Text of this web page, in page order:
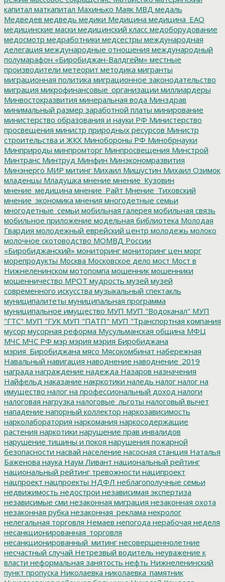
капитал маткапитал Махинько Маяк МВД медаль
Медведев медведь медики Медицина медицина_ЕАО
медицинские маски медицинский класс медоборудование
медосмотр медработники медсестры международная
делегация международные отношения международный
полумарафон «Биробиджан-Валдгейм» местные
производители метеорит методика мигранты
миграционная политика миграционное законодательство
миграция микрофинансовые_организации миллиардеры
Минвостокразвития минеральная вода Минздрав
минимальный размер заработной платы минирование
министерство образования и науки РФ Министерство
просвещения министр природных ресурсов Министр
строительства и ЖКХ Минобороны РФ Минобрнауки
Минприроды минпромторг Минпросвещения Минстрой
Минтранс Минтруд Минфин Минэкономразвития
Минэнерго МИР митинг Михаил Мишустин Михаил Озимок
младенцы Младушка мнение мнение_Кузовин
мнение_медицина мнение_Райт Мнение_Тиховский
мнение_экономика мнения многодетные семьи
многодетные_семьи мобильная галерея мобильная связь
мобильное приложение модельная библиотека Молодая
Гвардия молодежный еврейский центр молодежь молоко
молочное скотоводство МОМВД России
«Биробиджанский» мониторинг мониторинг цен морг
морепродукты Москва Московское дело мост Мост в
Нижнеленинском мотопомпа мошенник мошенники
мошенничество МРОТ мудрость музей музей
современного искусства музыкальный спектакль
муниципалитеты муниципальная программа
муниципальное имущество МУП МУП "Водоканал" МУП
"ГТС" МУП "ГУК МУП "ПАТП" МУП "Транспортная компания
мусор мусорная реформа Мусульманская община МФЦ
МЧС МЧС РФ мэр мэрия мэрия Биробиджана
мэрия_Биробиджана мясо Мясокомбинат набережная
Навальный навигация наводнение наводнение_2019
награда награждение надежда Назаров назначения
Найфельд наказание накркотики наледь налог налог на
имущество налог на профессиональный доход налоги
налоговая нагрузка налоговые_льготы налоговый вычет
нападение напорный коллектор наркозависимость
нарколаборатория наркомания наркосодержащие
растения наркотики нарушение прав инвалидов
нарушение тишины и покоя нарушения пожарной
безопасности насвай население насосная станция Наталья
Баженова наука Наум Ливант национальный рейтинг
национальный рейтинг тревожности наципроект
нацпроект нацпроекты НДФЛ неблагополучные семьи
недвижимость недострои независимая экспертиза
независимые сми незаконная миграция незаконная охота
незаконная рубка незаконная_реклама некролог
нелегальная торговля Немаев непогода нерабочая неделя
несанкционированная_торговля
несанкционированный_митинг несовершеннолетние
несчастный случай Нетрезвый водитель неуважение к
власти неформальная занятость нефть Нижнеленинский
пункт пропуска Николаевка николаевка_памятник